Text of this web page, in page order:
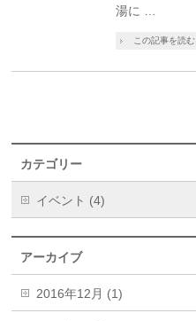
湯に …
この記事を読む
カテゴリー
イベント (4)
アーカイブ
2016年12月 (1)